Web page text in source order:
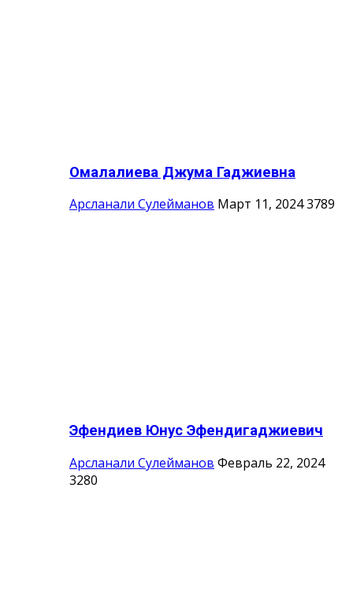
Омалалиева Джума Гаджиевна
Арсланали Сулейманов Март 11, 20243789
Эфендиев Юнус Эфендигаджиевич
Арсланали Сулейманов Февраль 22, 2024
3280